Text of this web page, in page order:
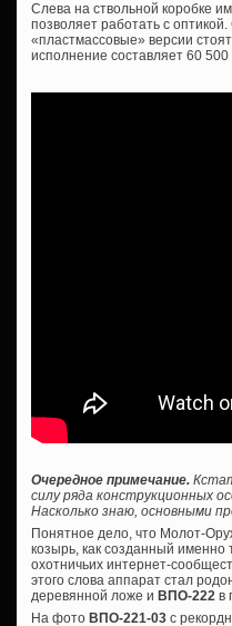
Слева на ствольной коробке
позволяет работать с
«пластмассовые» версии
исполнение составляет 60
Очередное примечание.
силу ряда конструкционных
Насколько знаю, основными
Понятное дело, что Молот-
козырь, как созданный именно
охотничьих интернет-
этого слова аппарат стал
деревянной ложе и ВПО-222 в
На фото ВПО-221-03 с